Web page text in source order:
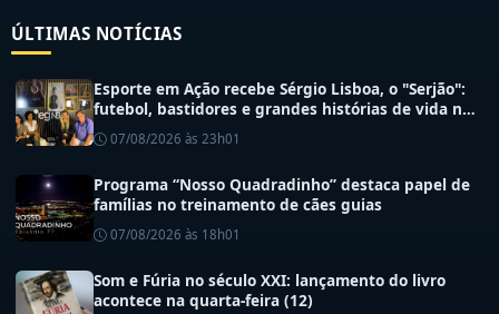
ÚLTIMAS NOTÍCIAS
Esporte em Ação recebe Sérgio Lisboa, o "Serjão":
futebol, bastidores e grandes histórias de vida no
07/08/2026 às 23h01
Programa “Nosso Quadradinho” destaca papel de
famílias no treinamento de cães guias
07/08/2026 às 18h01
Som e Fúria no século XXI: lançamento do livro
acontece na quarta-feira (12)